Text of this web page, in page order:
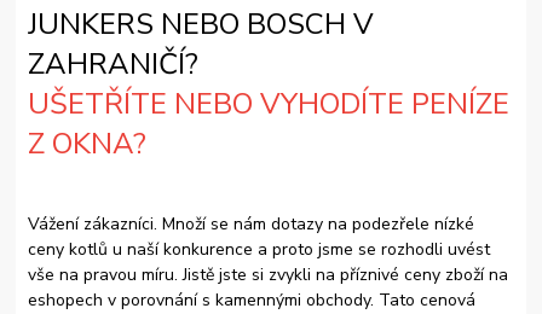
JUNKERS NEBO BOSCH V
ZAHRANIČÍ?
UŠETŘÍTE NEBO VYHODÍTE PENÍZE
Z OKNA?
Vážení zákazníci. Množí se nám dotazy na podezřele nízké
ceny kotlů u naší konkurence a proto jsme se rozhodli uvést
vše na pravou míru. Jistě jste si zvykli na příznivé ceny zboží na
eshopech v porovnání s kamennými obchody. Tato cenová